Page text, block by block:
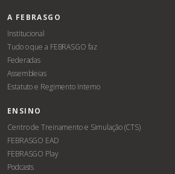
A FEBRASGO
Institucional
Tudo o que a FEBRASGO faz
Federadas
Assembleias
Estatuto e Regimento Interno
ENSINO
Centro de Treinamento e Simulação (CTS)
FEBRASGO EAD
FEBRASGO Play
Podcasts